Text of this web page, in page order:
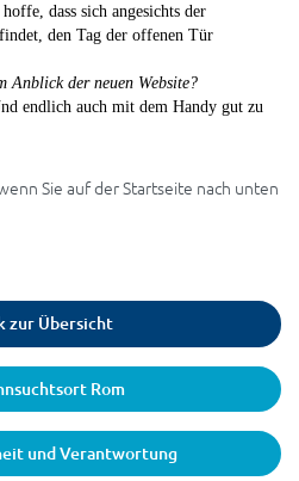
dass sich angesichts der
den Tag der offenen Tür
Anblick der neuen Website?
endlich auch mit dem Handy gut zu
Sie auf der Startseite nach unten
zur Übersicht
Rom
und Verantwortung